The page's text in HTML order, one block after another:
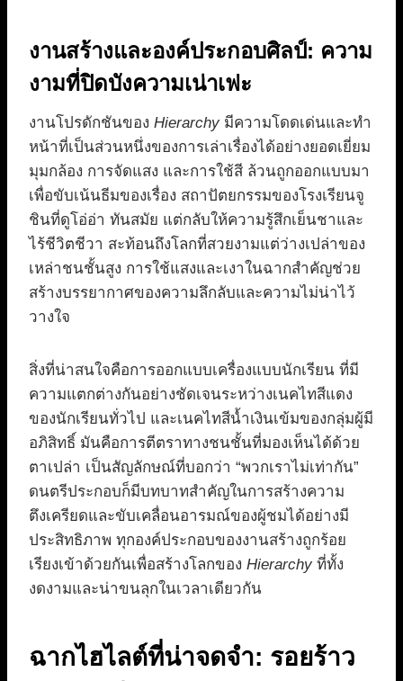
งานสร้างและองค์ประกอบศิลป์: ความ
งามที่ปิดบังความเน่าเฟะ
งานโปรดักชันของ Hierarchy มีความโดดเด่นและทำ
หน้าที่เป็นส่วนหนึ่งของการเล่าเรื่องได้อย่างยอดเยี่ยม
มุมกล้อง การจัดแสง และการใช้สี ล้วนถูกออกแบบมา
เพื่อขับเน้นธีมของเรื่อง สถาปัตยกรรมของโรงเรียนจู
ชินที่ดูโอ่อ่า ทันสมัย แต่กลับให้ความรู้สึกเย็นชาและ
ไร้ชีวิตชีวา สะท้อนถึงโลกที่สวยงามแต่ว่างเปล่าของ
เหล่าชนชั้นสูง การใช้แสงและเงาในฉากสำคัญช่วย
สร้างบรรยากาศของความลึกลับและความไม่น่าไว้
วางใจ
สิ่งที่น่าสนใจคือการออกแบบเครื่องแบบนักเรียน ที่มี
ความแตกต่างกันอย่างชัดเจนระหว่างเนคไทสีแดง
ของนักเรียนทั่วไป และเนคไทสีน้ำเงินเข้มของกลุ่มผู้มี
อภิสิทธิ์ มันคือการตีตราทางชนชั้นที่มองเห็นได้ด้วย
ตาเปล่า เป็นสัญลักษณ์ที่บอกว่า “พวกเราไม่เท่ากัน”
ดนตรีประกอบก็มีบทบาทสำคัญในการสร้างความ
ตึงเครียดและขับเคลื่อนอารมณ์ของผู้ชมได้อย่างมี
ประสิทธิภาพ ทุกองค์ประกอบของงานสร้างถูกร้อย
เรียงเข้าด้วยกันเพื่อสร้างโลกของ Hierarchy ที่ทั้ง
งดงามและน่าขนลุกในเวลาเดียวกัน
ฉากไฮไลต์ที่น่าจดจำ: รอยร้าว